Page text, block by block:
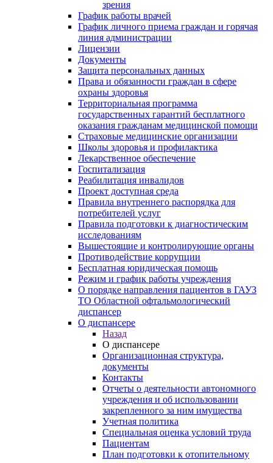
зрения
График работы врачей
График личного приема граждан и горячая
линия администрации
Лицензии
Документы
Защита персональных данных
Права и обязанности граждан в сфере
охраны здоровья
Территориальная программа
государственных гарантий бесплатного
оказания гражданам медицинской помощи
Страховые медицинские организации
Школы здоровья и профилактика
Лекарственное обеспечение
Госпитализация
Реабилитация инвалидов
Проект доступная среда
Правила внутреннего распорядка для
потребителей услуг
Правила подготовки к диагностическим
исследованиям
Вышестоящие и контролирующие органы
Противодействие коррупции
Бесплатная юридическая помощь
Режим и график работы учреждения
О порядке направления пациентов в ГАУЗ
ТО Областной офтальмологический
диспансер
О диспансере
Назад
О диспансере
Организационная структура,
документы
Контакты
Отчеты о деятельности автономного
учреждения и об использовании
закрепленного за ним имущества
Учетная политика
Специальная оценка условий труда
Пациентам
План подготовки к отопительному